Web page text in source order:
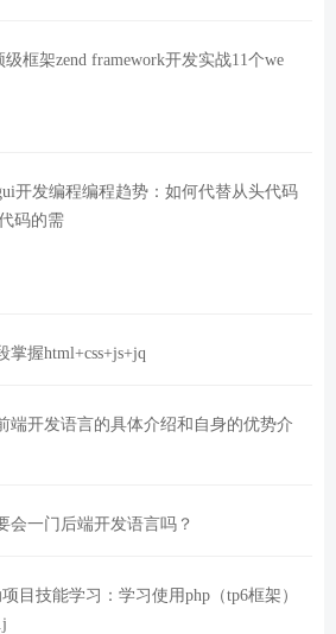
级框架zend framework开发实战11个we
开发编程编程趋势：如何代替从头代码
码的需
握html+css+js+jq
端开发语言的具体介绍和自身的优势介
会一门后端开发语言吗？
项目技能学习：学习使用php（tp6框架）